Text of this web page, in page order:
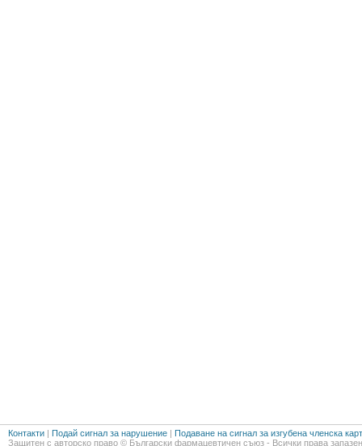
Контакти | Подай сигнал за нарушение | Подаване на сигнал за изгубена членска
Защитен с авторско право © Български фармацевтичен съюз - Всички права